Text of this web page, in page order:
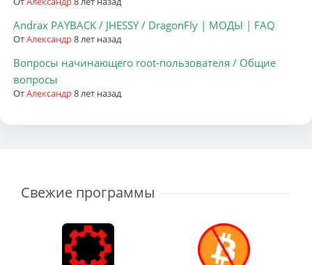
Andrax PAYBACK / JHESSY / DragonFly | МОДЫ | FAQ
ОтАлександр8 лет назад
Вопросы начинающего root-пользователя / Общие
вопросы
ОтАлександр8 лет назад
Свежие программы